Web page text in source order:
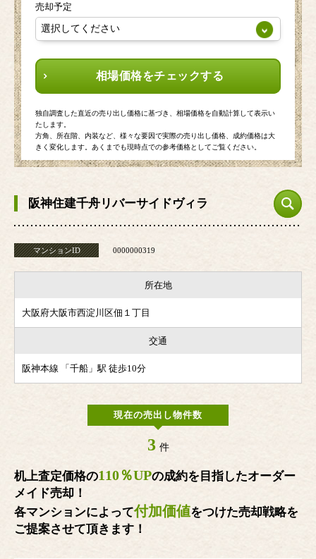
売却予定
相場価格をチェックする
独自調査した直近の売り出し価格に基づき、相場価格を自動計算して表示い
たします。
方角、所在階、内装など、様々な要因で実際の売り出し価格、成約価格は大
きく変化します。あくまでも現時点での参考価格としてご覧ください。
阪神住建千舟リバーサイドヴィラ
マンションID 0000000319
所在地
大阪府大阪市西淀川区佃１丁目
交通
阪神本線 「千船」駅 徒歩10分
現在の売出し物件数
3 件
机上査定価格の110％UPの成約を目指したオーダー
メイド売却！
各マンションによって付加価値をつけた売却戦略を
ご提案させて頂きます！